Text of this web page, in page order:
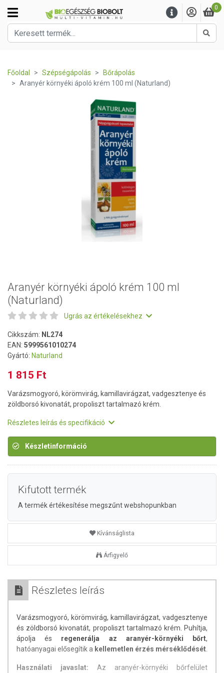
0
Főoldal Szépségápolás
Bőrápolás
Aranyér környéki ápoló krém 100 ml (Naturland)
Aranyér környéki ápoló krém 100 ml
(Naturland)
Ugrás az értékelésekhez
Cikkszám: NL274
EAN: 5999561010274
Gyártó: Naturland
1 815 Ft
Varázsmogyoró, körömvirág, kamillavirágzat, vadgesztenye és
zöldborsó kivonatát, propoliszt tartalmazó krém.
Részletes leírás és specifikáció
Készletinformáció
Kifutott termék
A termék értékesítése megszűnt webshopunkban
Kívánságlista
Árfigyelő
Részletes leírás
Varázsmogyoró, körömvirág, kamillavirágzat, vadgesztenye
és zöldborsó kivonatát, propoliszt tartalmazó krém. Puhítja,
ápolja és regenerálja az aranyér-környéki bőrt,
hatóanyagai elősegítik a kellemetlen érzés mérséklődését
Használati javaslat: Az aranyér-környéki bőrfelület